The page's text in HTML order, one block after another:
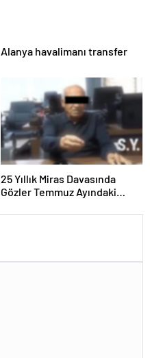
Alanya havalimanı transfer
25 Yıllık Miras Davasında
Gözler Temmuz Ayındaki